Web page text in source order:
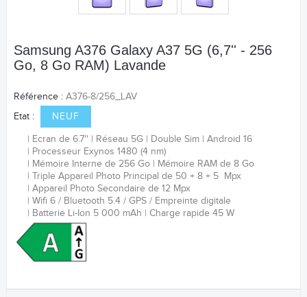
Samsung A376 Galaxy A37 5G (6,7'' - 256
Go, 8 Go RAM) Lavande
Référence : A376-8/256_LAV
Etat :
NEUF
Ecran de 6.7'' Réseau 5G Double Sim
Android 16
Processeur Exynos 1480 (4 nm)
Mémoire Interne de 256 Go
Mémoire RAM de 8 Go
Triple Appareil Photo Principal de 50 + 8 + 5 Mpx
Appareil Photo Secondaire de 12 Mpx
Wifi 6 / Bluetooth 5.4 / GPS / Empreinte digitale
Batterie Li-Ion 5 000 mAh Charge rapide 45 W